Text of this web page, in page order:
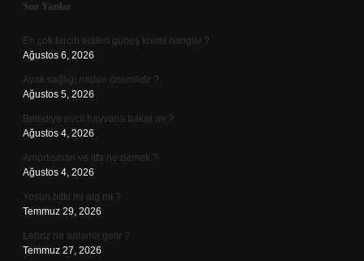
Sidebar
Son Yazılar
En çok tercih edilen güneş kremi hangisi ?
Ağustos 6, 2026
Ayak sağlığı neden önemlidir ?
Ağustos 5, 2026
Belediye evcil hayvana bakar mı ?
Ağustos 4, 2026
Amortisman ve itfa ne demek ?
Ağustos 4, 2026
Yosun bitki mi alg mi ?
Temmuz 29, 2026
Lebriz ne anlama gelir ?
Temmuz 27, 2026